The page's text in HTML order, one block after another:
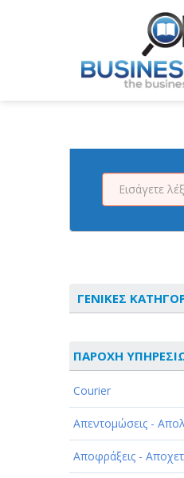
ΓΕΝΙΚΕΣ
ΑΘΛΗΤΙΣΜΟΣ
ΑΥΤΟΚΙΝΗΤΑ -
ΔΙΑΣΚΕΔΑΣΗ -
ΔΙΑΦΗΜΙΣΗ - ΜΜΕ
ΠΑΡΟΧΗ
Courier
Απεντομώσεις -
Αποφράξεις -